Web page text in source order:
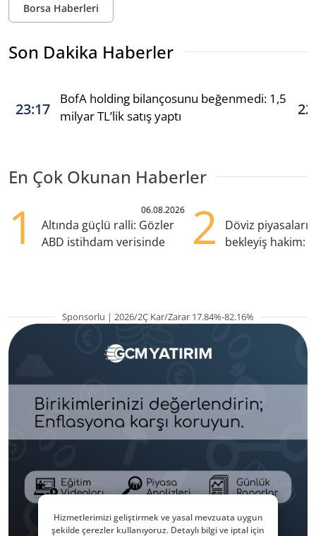
Borsa Haberleri
Son Dakika Haberler
23:17
BofA holding bilançosunu beğenmedi: 1,5
milyar TL’lik satış yaptı
En Çok Okunan Haberler
1 06.08.2026
Altında güçlü ralli: Gözler
ABD istihdam verisinde
2
Döviz
bekleyiş hakim:
Sponsorlu | 2026/2Ç Kar/Zarar 17.84%-82.16%
Hizmetlerimizi geliştirmek ve yasal mevzuata uygun
şekilde çerezler kullanıyoruz. Detaylı bilgi ve iptal için